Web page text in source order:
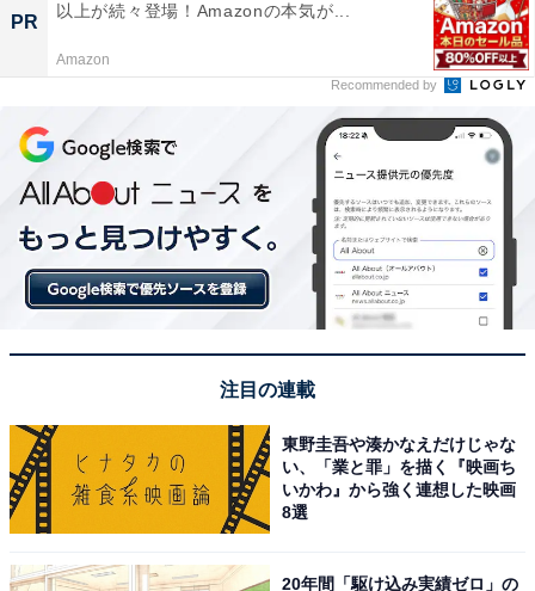
PR
以上が続々登場！Amazonの本気が...
Amazon
Recommended by
注目の連載
東野圭吾や湊かなえだけじゃな
い、「業と罪」を描く『映画ち
いかわ』から強く連想した映画
8選
20年間「駆け込み実績ゼロ」の